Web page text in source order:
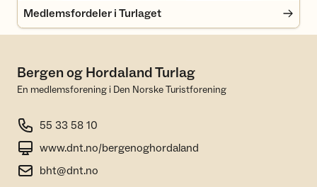
Medlemsfordeler i Turlaget
Bergen og Hordaland Turlag
En medlemsforening i Den Norske Turistforening
55 33 58 10
www.dnt.no/bergenoghordaland
bht@dnt.no